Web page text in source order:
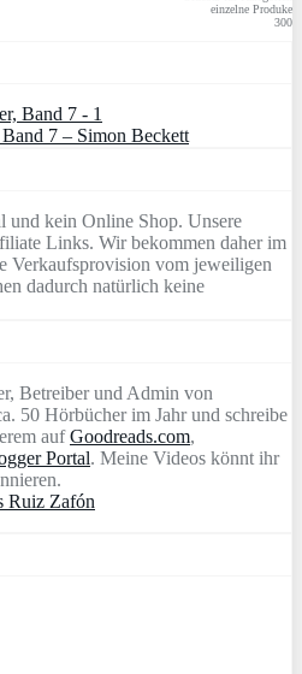
einzelne Produke
300
7 – Simon Beckett
und kein Online Shop. Unsere
Links. Wir bekommen daher im
Verkaufsprovision vom jeweiligen
dadurch natürlich keine
Betreiber und Admin von
50 Hörbücher im Jahr und schreibe
aufGoodreads.com,
Portal. Meine Videos könnt ihr
Ruiz Zafón